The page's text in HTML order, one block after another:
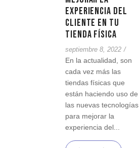
experiencia del
cliente en tu
tienda física
septiembre 8, 2022 /
En la actualidad, son
cada vez más las
tiendas físicas que
están haciendo uso de
las nuevas tecnologías
para mejorar la
experiencia del...